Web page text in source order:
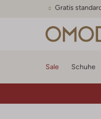
Gratis
Sale Schuhe